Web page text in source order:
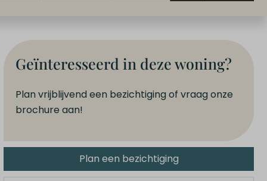
Geïnteresseerd in deze woning?
Plan vrijblijvend een bezichtiging of vraag onze
brochure aan!
Plan een bezichtiging